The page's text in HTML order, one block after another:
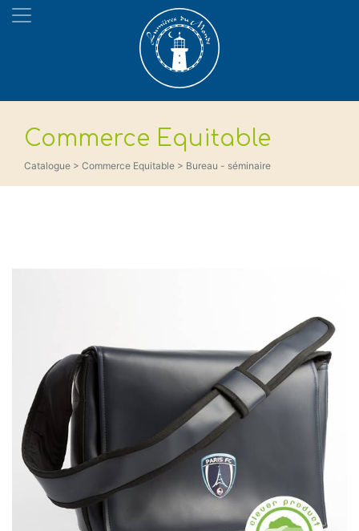
Commerce Equitable
Catalogue > Commerce Equitable > Bureau - séminaire